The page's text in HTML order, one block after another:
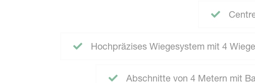
Hochpräzises Wiegesystem mit 4
Abschnitte von 4 Metern mit